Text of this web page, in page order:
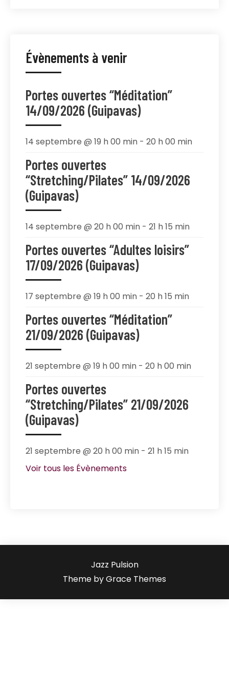
Évènements à venir
Portes ouvertes “Méditation”
14/09/2026 (Guipavas)
14 septembre @ 19 h 00 min - 20 h 00 min
Portes ouvertes
“Stretching/Pilates” 14/09/2026
(Guipavas)
14 septembre @ 20 h 00 min - 21 h 15 min
Portes ouvertes “Adultes loisirs”
17/09/2026 (Guipavas)
17 septembre @ 19 h 00 min - 20 h 15 min
Portes ouvertes “Méditation”
21/09/2026 (Guipavas)
21 septembre @ 19 h 00 min - 20 h 00 min
Portes ouvertes
“Stretching/Pilates” 21/09/2026
(Guipavas)
21 septembre @ 20 h 00 min - 21 h 15 min
Voir tous les Évènements
Jazz Pulsion
Theme by Grace Themes